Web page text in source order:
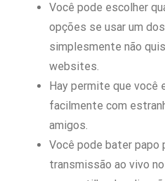
Você pode escolher
opções se usar um
simplesmente não
websites.
Hay permite que você
facilmente com
amigos.
Você pode bater papo
transmissão ao vivo